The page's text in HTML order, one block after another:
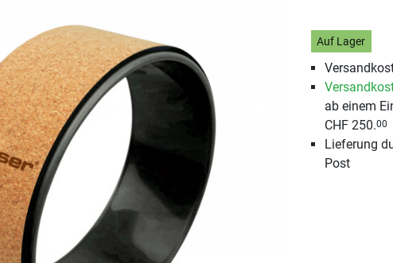
Auf Lager
ab einem
CHF 250.00
Lieferung
Post